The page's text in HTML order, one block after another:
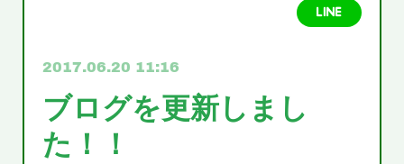
2017.06.20 11:16
ブログを更新しまし
た！！